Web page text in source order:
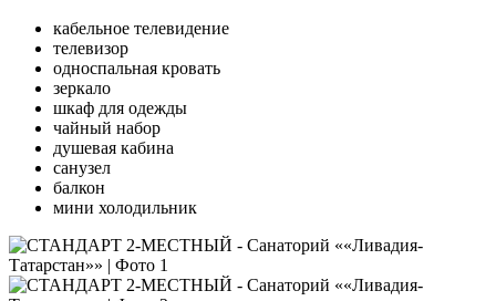
кабельное телевидение
телевизор
односпальная кровать
зеркало
шкаф для одежды
чайный набор
душевая кабина
санузел
балкон
мини холодильник